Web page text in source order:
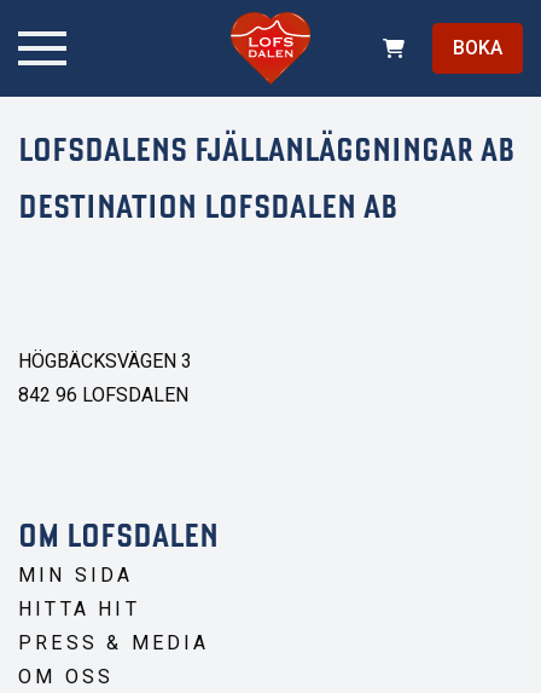
BOKA
LOFSDALENS FJÄLLANLÄGGNINGAR AB
DESTINATION LOFSDALEN AB
HÖGBÄCKSVÄGEN 3
842 96 LOFSDALEN
OM LOFSDALEN
MIN SIDA
HITTA HIT
PRESS & MEDIA
OM OSS